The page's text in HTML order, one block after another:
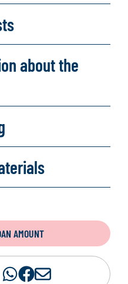
about the
AMOUNT
ShareShare
S